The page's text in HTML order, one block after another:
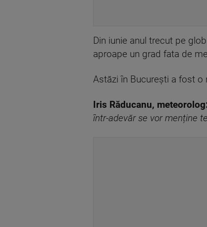
Din iunie anul trecut pe
aproape un grad fata de
Astăzi în Bucureşti a fost o
Iris Răducanu, meteorolog:
într-adevăr se vor menține